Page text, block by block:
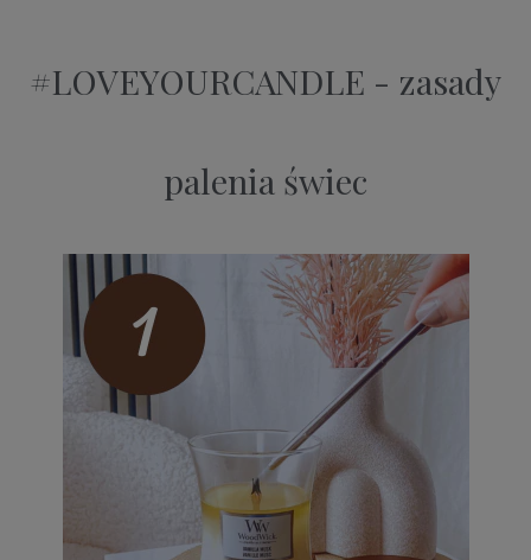
#LOVEYOURCANDLE - zasady
palenia świec